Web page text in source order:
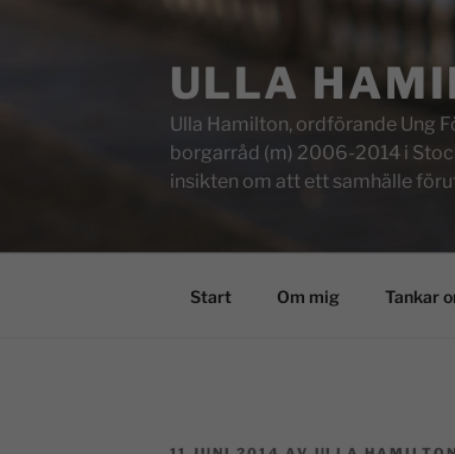
ULLA
Ulla Hamilton, ordförande Ung
borgarråd (m) 2006-2014 i
insikten om att ett samhälle
Start Om mig Tankar